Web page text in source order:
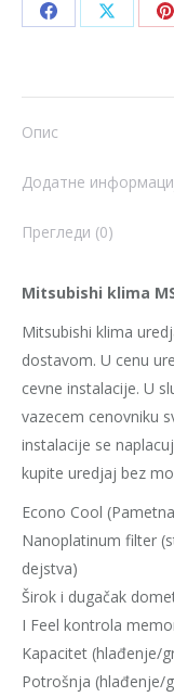
Share
Facebook
Share
X
Опис
Додатне
Прегледи (0)
Mitsubishi klima
Mitsubishi klima
dostavom. U cenu
cevne instalacije. U
vazecem cenovniku
instalacije se
kupite uredjaj bez
Econo Cool
Nanoplatinum filter
dejstva)
Širok i dugačak
I Feel kontrola
Kapacitet (hlađenje/
Potrošnja (hlađenje/